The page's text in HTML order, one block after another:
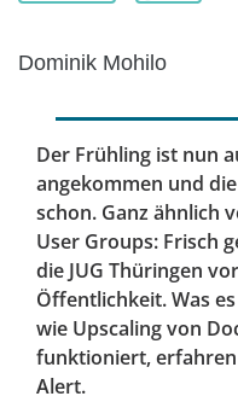
Dominik Mohilo
Der Frühling ist nun
angekommen und
schon. Ganz ähnlich
User Groups: Frisch
die JUG Thüringen
Öffentlichkeit. Was
wie Upscaling von
funktioniert, erfahren
Alert.